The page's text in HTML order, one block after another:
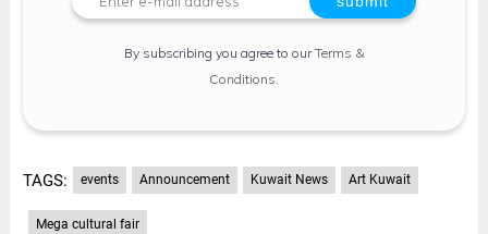
By subscribing you agree to ourTerms &
Conditions
TAGS: events Announcement Kuwait News Art Kuwait
Mega cultural fair